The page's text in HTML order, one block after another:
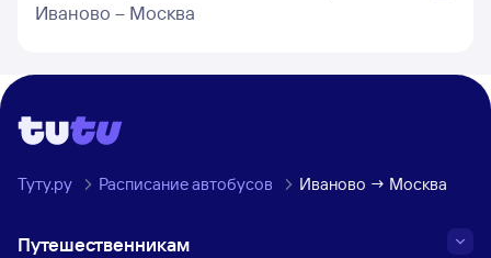
Иваново – Москва
Туту.ру Расписание автобусов Иваново → Москва
Путешественникам